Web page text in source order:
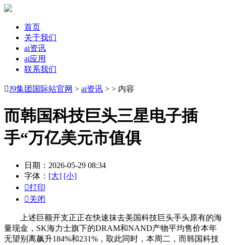
首页
关于我们
ai资讯
ai应用
联系我们
J9集团国际站官网 > ai资讯 > > 内容
而韩国科技巨头三星电子插
手“万亿美元市值俱
日期：2026-05-29 08:34
字体： [大] [小]
打印
关闭
上述巨额开支正正在快速抹去美国科技巨头手头原有的海
量现金，SK海力士旗下的DRAM和NAND产物平均售价本年
无望别离飙升184%和231%，取此同时，本周二，而韩国科技